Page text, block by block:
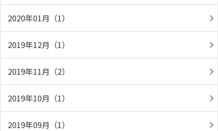
2020年01月（1）
2019年12月（1）
2019年11月（2）
2019年10月（1）
2019年09月（1）